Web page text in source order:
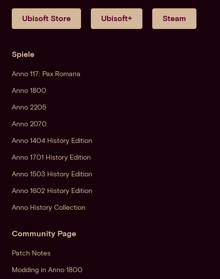
Ubisoft Store Ubisoft+ Steam
Spiele
Anno 117: Pax Romana
Anno 1800
Anno 2205
Anno 2070
Anno 1404 History Edition
Anno 1701 History Edition
Anno 1503 History Edition
Anno 1602 History Edition
Anno History Collection
Community Page
Patch Notes
Modding in Anno 1800